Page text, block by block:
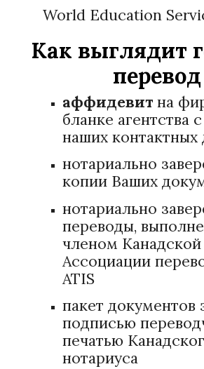
World Education
Как выглядит
перевод
аффидевитна
бланке агентства
наших контактных
нотариально
копии Ваших
нотариально
переводы,
членом Канадской
Ассоциации
ATIS
пакет документов
подписью
печатью
нотариуса